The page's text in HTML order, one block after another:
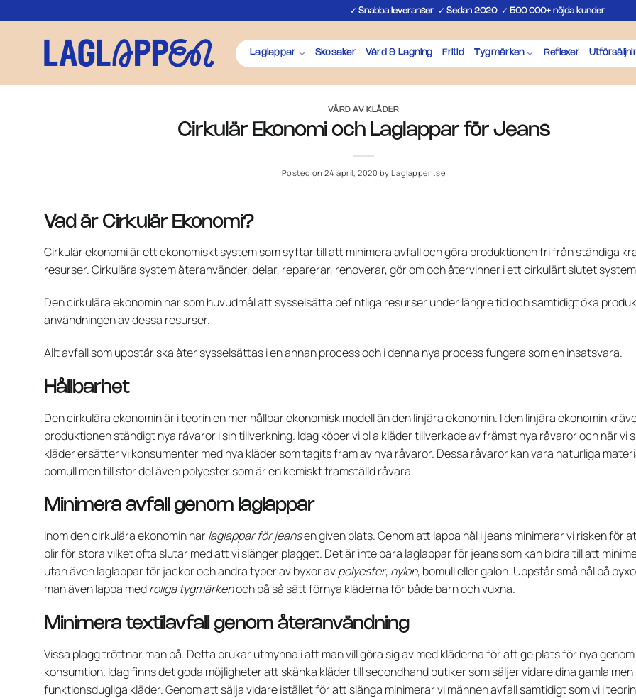
to
✓ Snabba leveranser✓ Sedan 2020✓ 500 000+ nöjda kunder
Laglappar Skosaker Vård & Lagning Fritid Tygmärken Reflexer
VÅRD AV KLÄDER
Cirkulär Ekonomi och Laglappar för Jeans
Posted on24 april, 2020 byLaglappen.se
Vad är Cirkulär Ekonomi?
Cirkulär ekonomi är ett ekonomiskt system som syftar till att minimera avfall och göra produktionen fri från ständiga
resurser. Cirkulära system återanvänder, delar, reparerar, renoverar, gör om och återvinner i ett cirkulärt slutet
Den cirkulära ekonomin har som huvudmål att sysselsätta befintliga resurser under längre tid och samtidigt öka
användningen av dessa resurser.
Allt avfall som uppstår ska åter sysselsättas i en annan process och i denna nya process fungera som en insatsvara.
Hållbarhet
Den cirkulära ekonomin är i teorin en mer hållbar ekonomisk modell än den linjära ekonomin. I den linjära ekonomin
produktionen ständigt nya råvaror i sin tillverkning. Idag köper vi bl a kläder tillverkade av främst nya råvaror och när vi
kläder ersätter vi konsumenter med nya kläder som tagits fram av nya råvaror. Dessa råvaror kan vara naturliga
bomull men till stor del även polyester som är en kemiskt framställd råvara.
Minimera avfall genom laglappar
Inom den cirkulära ekonomin harlaglappar för jeansen given plats. Genom att lappa hål i jeans minimerar vi risken för
blir för stora vilket ofta slutar med att vi slänger plagget. Det är inte bara laglappar för jeans som kan bidra till att
utan även laglappar för jackor och andra typer av byxor avpolyester, nylon, bomull eller galon. Uppstår små hål på
man även lappa medroliga tygmärkenoch på så sätt förnya kläderna för både barn och vuxna.
Minimera textilavfall genom återanvändning
Vissa plagg tröttnar man på. Detta brukar utmynna i att man vill göra sig av med kläderna för att ge plats för nya genom
konsumtion. Idag finns det goda möjligheter att skänka kläder till secondhand butiker som säljer vidare dina gamla men
funktionsdugliga kläder. Genom att sälja vidare istället för att slänga minimerar vi männen avfall samtidigt som vi i